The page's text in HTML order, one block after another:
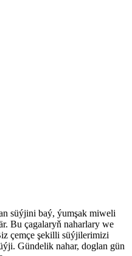
süýjini baý, ýumşak miweli
Bu çagalaryň naharlary we
çemçe şekilli süýjilerimizi
Gündelik nahar, doglan gün